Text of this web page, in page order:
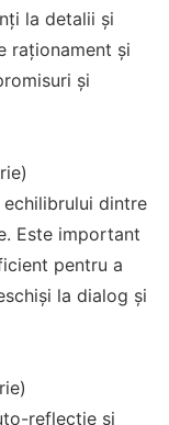
la detalii și
raționament și
și
dintre
Este important
pentru a
la dialog și
reflecție și